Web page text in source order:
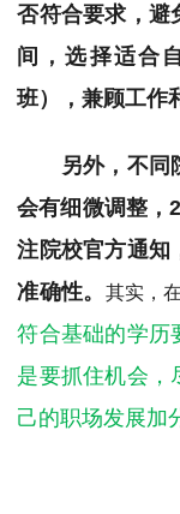
否符合要求，避
间，选择适合
班），兼顾工作
另外，不同院
会有细微调整，
注院校官方通知
准确性。
其实，
符合基础的学历
是要抓住机会，
己的职场发展加